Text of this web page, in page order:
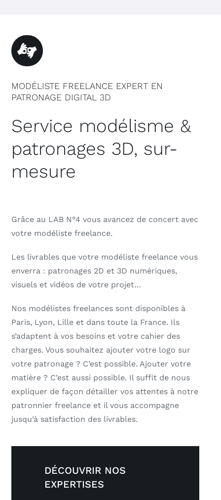
MODÉLISTE FREELANCE EXPERT EN
PATRONAGE DIGITAL 3D
Service modélisme &
patronages 3D, sur-
mesure
Grâce au LAB N°4 vous avancez de concert avec
votre modéliste freelance.
Les livrables que votre modéliste freelance vous
enverra : patronages 2D et 3D numériques,
visuels et vidéos de votre projet…
Nos modélistes freelances sont disponibles à
Paris, Lyon, Lille et dans toute la France. Ils
s’adaptent à vos besoins et votre cahier des
charges. Vous souhaitez ajouter votre logo sur
votre patronage ? C’est possible. Ajouter votre
matière ? C’est aussi possible. Il suffit de nous
expliquer de façon détailler vos attentes à notre
patronnier freelance et il vous accompagne
jusqu’à satisfaction des livrables.
DÉCOUVRIR NOS
EXPERTISES